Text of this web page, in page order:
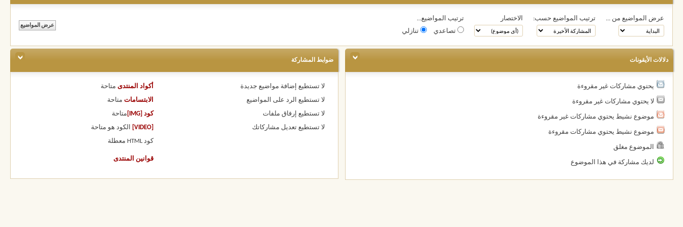
عرض المواضيع من ... ترتيب المواضيع حسب: الاختصار
ترتيب المواضيع...
تصاعدي
تنازلي
دلالات الأيقونات
يحتوي مشاركات غير مقروءة
لا يحتوي مشاركات غير مقروءة
موضوع نشيط يحتوي مشاركات غير مقروءة
موضوع نشيط يحتوي مشاركات مقروءة
الموضوع مغلق
لديك مشاركة في هذا الموضوع
ضوابط المشاركة
لا تستطيع إضافة مواضيع جديدة
لا تستطيع الرد على المواضيع
لا تستطيع إرفاق ملفات
لا تستطيع تعديل مشاركاتك
أكواد المنتدى متاحة
الابتسامات متاحة
كود [IMG] متاحة
[VIDEO] الكود هو متاحة
كود HTML معطلة
قوانين المنتدى